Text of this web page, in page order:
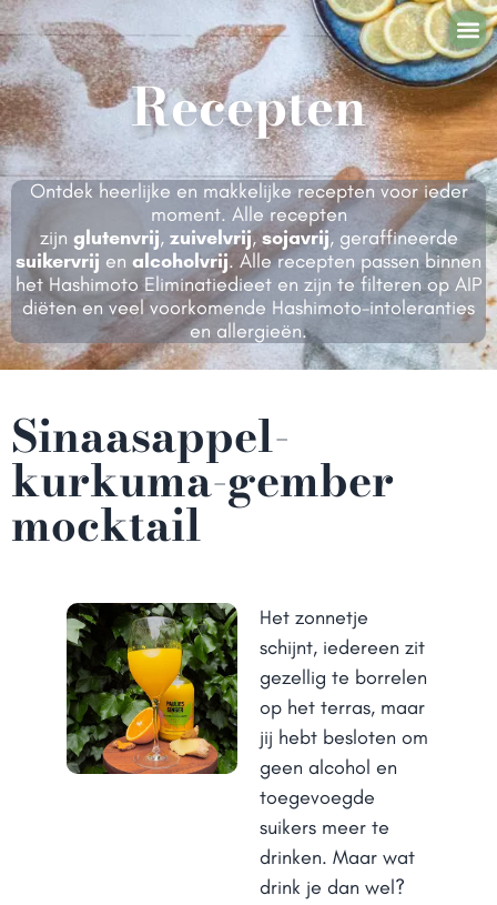
Recepten
Ontdek heerlijke en makkelijke recepten voor ieder
moment. Alle recepten
zijn glutenvrij, zuivelvrij,sojavrij, geraffineerde
suikervrij en alcoholvrij. Alle recepten passen binnen
het Hashimoto Eliminatiedieet en zijn te filteren op AIP
diëten en veel voorkomende Hashimoto-intoleranties
en allergieën.
Sinaasappel-
kurkuma-gember
mocktail
Het zonnetje
schijnt, iedereen zit
gezellig te borrelen
op het terras, maar
jij hebt besloten om
geen alcohol en
toegevoegde
suikers meer te
drinken. Maar wat
drink je dan wel?